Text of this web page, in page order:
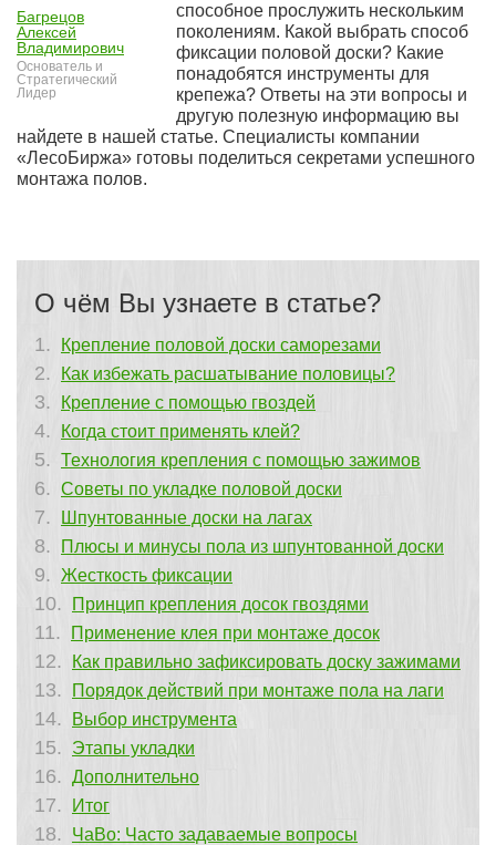
Багрецов
Алексей
Владимирович
Основатель и
Стратегический
Лидер
способное прослужить нескольким
поколениям. Какой выбрать способ
фиксации половой доски? Какие
понадобятся инструменты для
крепежа? Ответы на эти вопросы и
другую полезную информацию вы
найдете в нашей статье. Специалисты компании
«ЛесоБиржа» готовы поделиться секретами успешного
монтажа полов.
О чём Вы узнаете в статье?
Крепление половой доски саморезами
Как избежать расшатывание половицы?
Крепление с помощью гвоздей
Когда стоит применять клей?
Технология крепления с помощью зажимов
Советы по укладке половой доски
Шпунтованные доски на лагах
Плюсы и минусы пола из шпунтованной доски
Жесткость фиксации
Принцип крепления досок гвоздями
Применение клея при монтаже досок
Как правильно зафиксировать доску зажимами
Порядок действий при монтаже пола на лаги
Выбор инструмента
Этапы укладки
Дополнительно
Итог
ЧаВо: Часто задаваемые вопросы